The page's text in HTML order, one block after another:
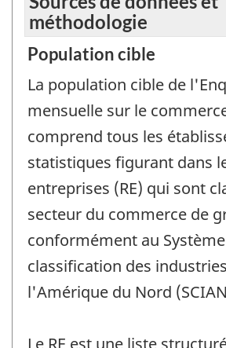
méthodologie
Population cible
La population cible de
mensuelle sur le
comprend tous les
statistiques figurant dans
entreprises (RE) qui sont
secteur du commerce de
conformément au
classification des
l'Amérique du Nord
Le RE est une liste